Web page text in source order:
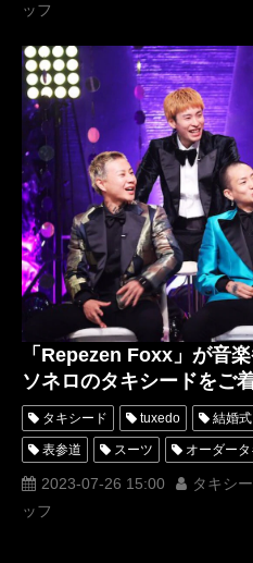
MUNETAKAYOKOYAMA
オーダータキシード東京 オー
新郎衣装 レンタルタキシード
レンタルタキシード名古屋
タキシードオーダー東京 タキ
タキシード靴 青山 TikTok
オーダータキシード横浜 レン
RepezenFoxx DJ銀太
M_IND DJWAKI DJMARU
ッフ
「Repezen Foxx」が音
ソネロのタキシードをご
タキシード tuxedo 結婚式
表参道 スーツ オーダー
ロッソネロ 人気
フジテレビ
2023-07-26 15:00
タキシ
ッフ